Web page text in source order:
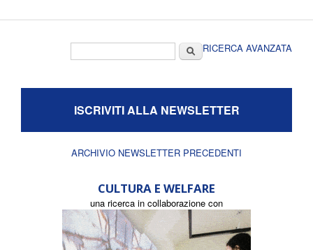
CercaRICERCA AVANZATA
ISCRIVITI ALLA NEWSLETTER
ARCHIVIO NEWSLETTER PRECEDENTI
CULTURA E WELFARE
una ricerca in collaborazione con